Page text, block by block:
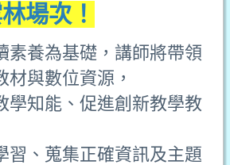
場次！
素養為基礎，講師將帶領
材與數位資源，
學知能、促進創新教學教
習、蒐集正確資訊及主題